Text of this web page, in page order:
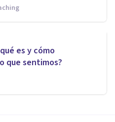
es y cómo
que sentimos?